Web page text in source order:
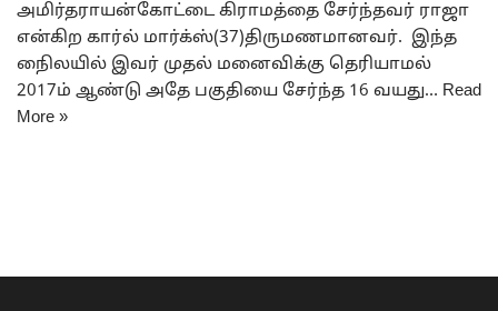
அமிர்தராயன்கோட்டை கிராமத்தை சேர்ந்தவர் ராஜா
என்கிற கார்ல் மார்க்ஸ்(37)திருமணமானவர். இந்த
நிைலயில் இவர் முதல் மனைவிக்கு தெரியாமல்
2017ம் ஆண்டு அதே பகுதியை சேர்ந்த 16 வயது… Read
More »